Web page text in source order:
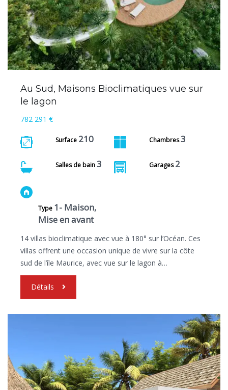
Au Sud, Maisons Bioclimatiques vue sur
le lagon
782 291 €
Surface 210 Chambres3
Salles de bain3 Garages 2
Type 1- Maison,
Mise en avant
14 villas bioclimatique avec vue à 180° sur l’Océan. Ces
villas offrent une occasion unique de vivre sur la côte
sud de l’île Maurice, avec vue sur le lagon à…
Détails